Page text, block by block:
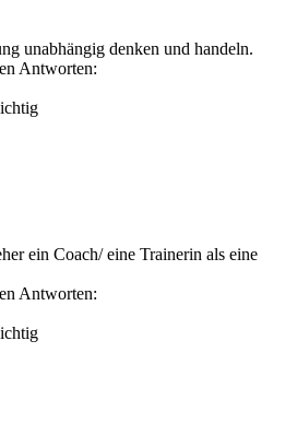
unabhängig denken und handeln.
Antworten:
ein Coach/ eine Trainerin als eine
Antworten: